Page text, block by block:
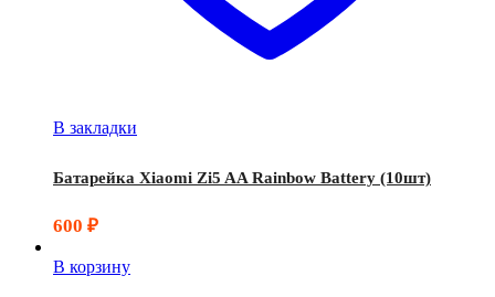
В закладки
Батарейка Xiaomi Zi5 AA Rainbow Battery (10шт)
600 ₽
В корзину